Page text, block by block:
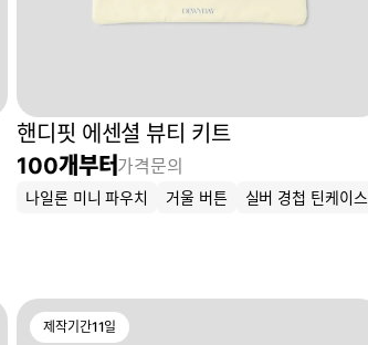
핸디핏 에센셜 뷰티 키트
100개부터 가격문의
나일론 미니 파우치 거울 버튼 실버 경첩 틴케이스
제작기간11일